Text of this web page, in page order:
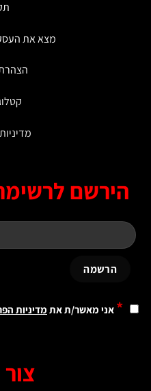
מצא את העסק
הצהרת
קטלוג ביטק
מדיניות
לרשימת
אני מאשר/ת אתמדיניות הפרטיות.
צור